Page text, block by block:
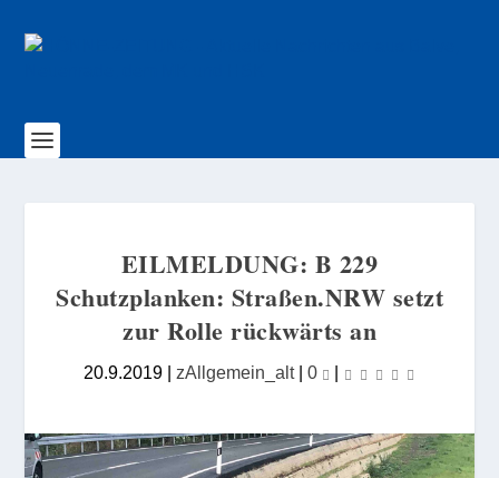
EILMELDUNG: B 229
Schutzplanken: Straßen.NRW setzt
zur Rolle rückwärts an
20.9.2019| zAllgemein_alt| 0 |